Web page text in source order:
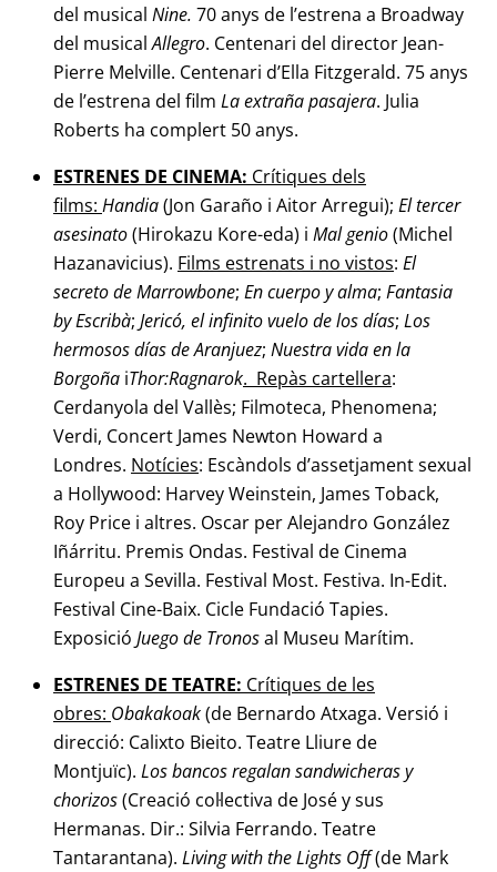
del musical Nine. 70 anys de l’estrena a Broadway
del musicalAllegro. Centenari del director Jean-
Pierre Melville. Centenari d’Ella Fitzgerald. 75 anys
de l’estrena del film La extraña pasajera. Julia
Roberts ha complert 50 anys.
ESTRENES DE CINEMA: Crítiques dels
films: Handia(Jon Garaño i Aitor Arregui); El tercer
asesinato(Hirokazu Kore-eda) i Mal genio(Michel
Hazanavicius). Films estrenats i no vistos: El
secreto de Marrowbone; En cuerpo y alma; Fantasia
by Escribà; Jericó, el infinito vuelo de losdías; Los
hermosos días de Aranjuez; Nuestra vida en la
Borgoña iThor:Ragnarok. Repàs cartellera:
Cerdanyola del Vallès; Filmoteca, Phenomena;
Verdi, Concert James Newton Howard a
Londres. Notícies: Escàndols d’assetjament sexual
a Hollywood: Harvey Weinstein, James Toback,
Roy Price i altres. Oscar per Alejandro González
Iñárritu. Premis Ondas. Festival de Cinema
Europeu a Sevilla. Festival Most. Festiva. In-Edit.
Festival Cine-Baix. Cicle Fundació Tapies.
Exposició Juego de Tronosal Museu Marítim.
ESTRENES DE TEATRE: Crítiques de les
obres: Obakakoak(de Bernardo Atxaga. Versió i
direcció: Calixto Bieito. Teatre Lliure de
Montjuïc). Los bancos regalan sandwicheras y
chorizos(Creació col·lectiva de José y sus
Hermanas. Dir.: Silvia Ferrando. Teatre
Tantarantana). Living with the Lights Off(de Mark